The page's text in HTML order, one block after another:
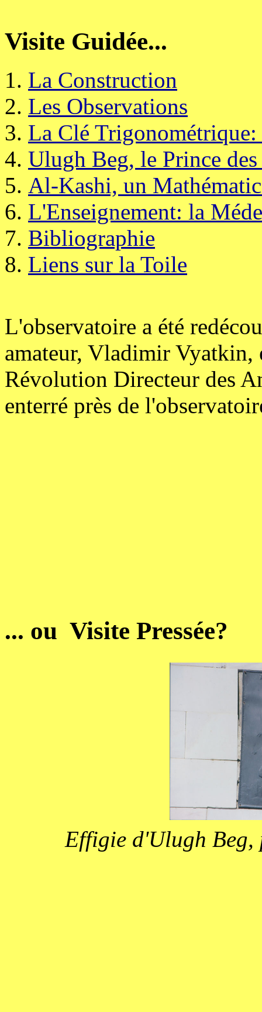
Visite Guidée...
La Construction
Les Observations
La Clé
Ulugh Beg, le Prince
Al-Kashi, un
L'Enseignement: la
Bibliographie
Liens sur la Toile
L'observatoire a été
amateur, Vladimir
Révolution Directeur des
enterré près de
... ou Visite Pressée?
Effigie d'Ulugh Beg,